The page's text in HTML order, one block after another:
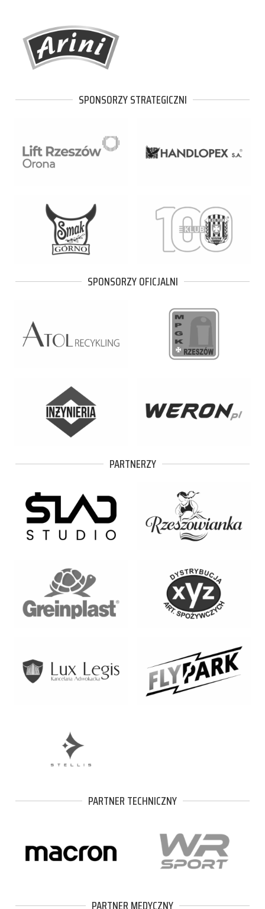
SPONSORZY STRATEGICZNI
SPONSORZY OFICJALNI
PARTNERZY
PARTNER TECHNICZNY
PARTNER MEDYCZNY